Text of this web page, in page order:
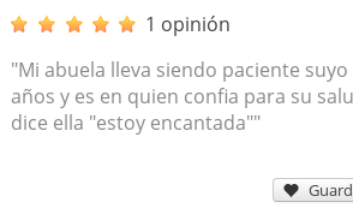
1 opinión
"Mi abuela lleva siendo paciente
años y es en quien confia para su
dice ella "estoy encantada""